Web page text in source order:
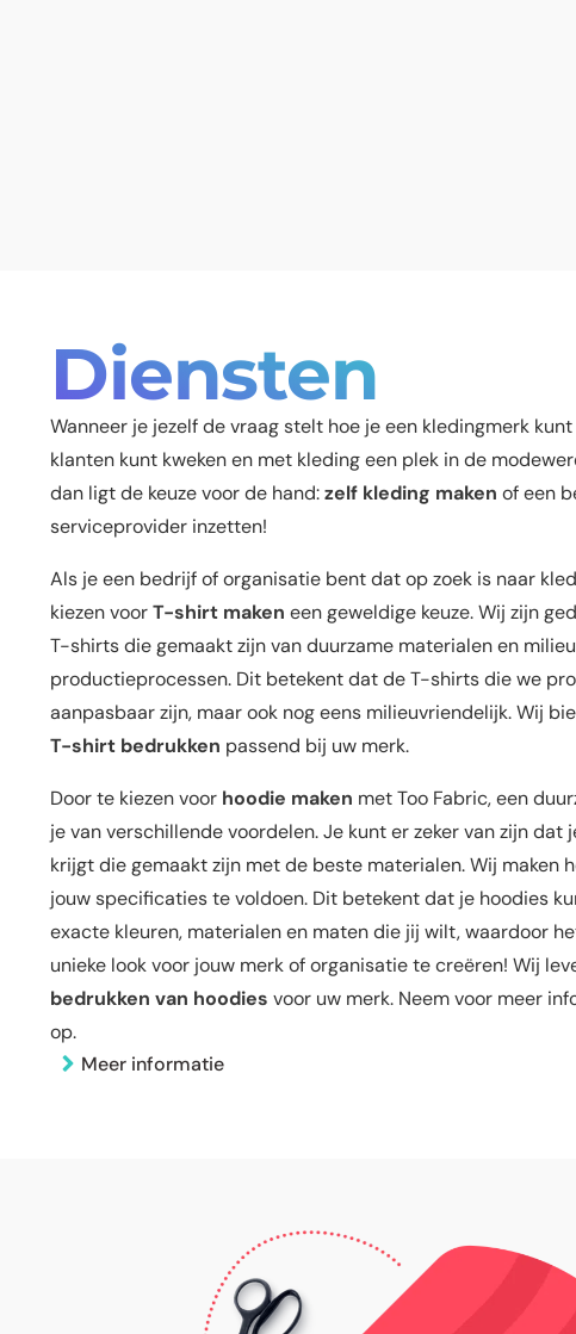
Diensten
Wanneer je jezelf de vraag stelt hoe je een kledingmerk
klanten kunt kweken en met kleding een plek in de
dan ligt de keuze voor de hand:zelf kleding maken of een
serviceprovider inzetten!
Als je een bedrijf of organisatie bent dat op zoek is naar
kiezen voorT-shirt maken een geweldige keuze. Wij zijn
T-shirts die gemaakt zijn van duurzame materialen en
productieprocessen. Dit betekent dat de T-shirts die we
aanpasbaar zijn, maar ook nog eens milieuvriendelijk. Wij
T-shirt bedrukken passend bij uw merk.
Door te kiezen voor hoodie maken met Too Fabric, een
je van verschillende voordelen. Je kunt er zeker van zijn
krijgt die gemaakt zijn met de beste materialen. Wij maken
jouw specificaties te voldoen. Dit betekent dat je hoodies
exacte kleuren, materialen en maten die jij wilt, waardoor
unieke look voor jouw merk of organisatie te creëren! Wij
bedrukken van hoodies voor uw merk. Neem voor meer
op.
Meer informatie